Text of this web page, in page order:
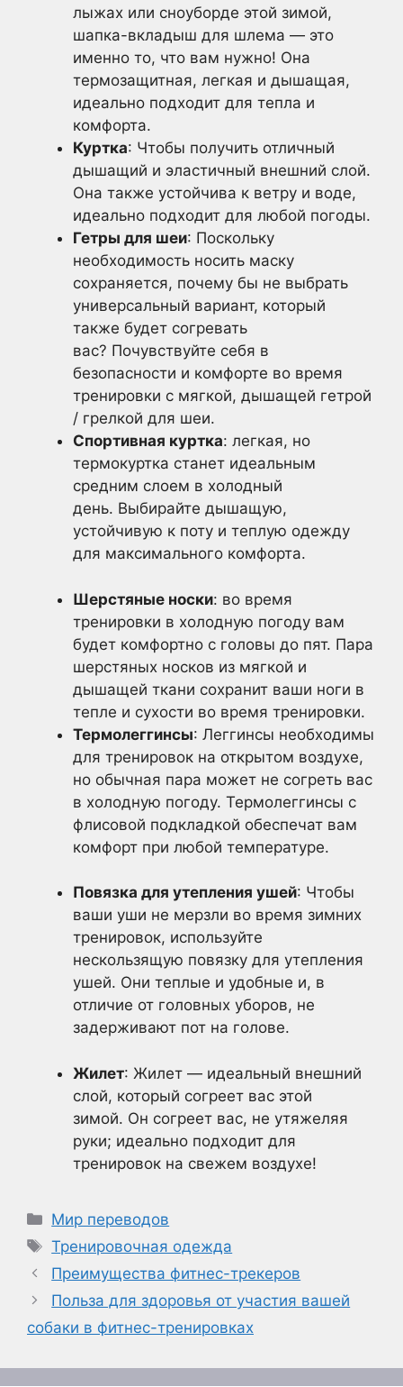
лыжах или сноуборде этой зимой,
шапка-вкладыш для шлема — это
именно то, что вам нужно! Она
термозащитная, легкая и дышащая,
идеально подходит для тепла и
комфорта.
Куртка: Чтобы получить отличный
дышащий и эластичный внешний слой.
Она также устойчива к ветру и воде,
идеально подходит для любой погоды.
Гетры для шеи: Поскольку
необходимость носить маску
сохраняется, почему бы не выбрать
универсальный вариант, который
также будет согревать
вас? Почувствуйте себя в
безопасности и комфорте во время
тренировки с мягкой, дышащей гетрой
/ грелкой для шеи.
Спортивная куртка: легкая, но
термокуртка станет идеальным
средним слоем в холодный
день. Выбирайте дышащую,
устойчивую к поту и теплую одежду
для максимального комфорта.
Шерстяные носки: во время
тренировки в холодную погоду вам
будет комфортно с головы до пят. Пара
шерстяных носков из мягкой и
дышащей ткани сохранит ваши ноги в
тепле и сухости во время тренировки.
Термолеггинсы: Леггинсы необходимы
для тренировок на открытом воздухе,
но обычная пара может не согреть вас
в холодную погоду. Термолеггинсы с
флисовой подкладкой обеспечат вам
комфорт при любой температуре.
Повязка для утепления ушей: Чтобы
ваши уши не мерзли во время зимних
тренировок, используйте
нескользящую повязку для утепления
ушей. Они теплые и удобные и, в
отличие от головных уборов, не
задерживают пот на голове.
Жилет: Жилет — идеальный внешний
слой, который согреет вас этой
зимой. Он согреет вас, не утяжеляя
руки; идеально подходит для
тренировок на свежем воздухе!
Рубрики
Мир переводов
Метки
Тренировочная одежда
Преимущества фитнес-трекеров
Польза для здоровья от участия вашей
собаки в фитнес-тренировках